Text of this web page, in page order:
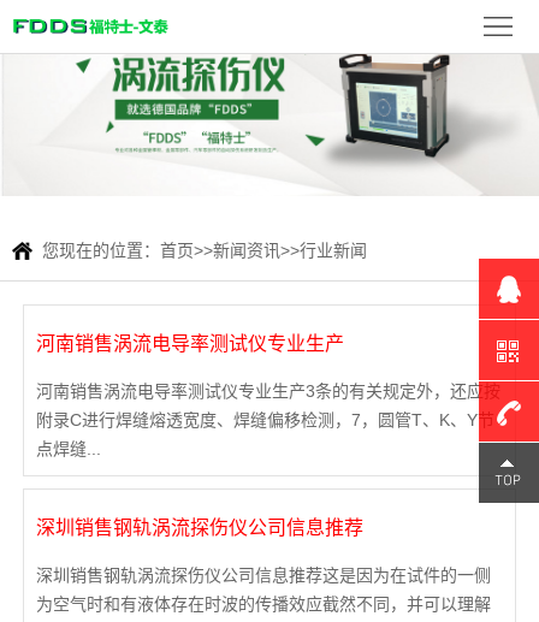
首
品
展
新
闻
检 您现在的位置： 首页>>新闻资讯>>行业新闻
河南销售涡流电导率测试仪专业生产
河南销售涡流电导率测试仪专业生产3条的有关规定外，还应按
附录C进行焊缝熔透宽度、焊缝偏移检测，7，圆管T、K、Y节
点焊缝...
深圳销售钢轨涡流探伤仪公司信息推荐
深圳销售钢轨涡流探伤仪公司信息推荐这是因为在试件的一侧
为空气时和有液体存在时波的传播效应截然不同，并可以理解
180-